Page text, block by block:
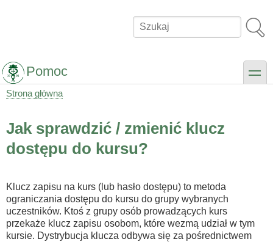
Szukaj
Pomoc toggle
nawigacyjna
Strona główna
Jak sprawdzić / zmienić klucz
dostępu do kursu?
Klucz zapisu na kurs (lub hasło dostępu) to metoda
ograniczania dostępu do kursu do grupy wybranych
uczestników. Ktoś z grupy osób prowadzących kurs
przekaże klucz zapisu osobom, które wezmą udział w tym
kursie. Dystrybucja klucza odbywa się za pośrednictwem